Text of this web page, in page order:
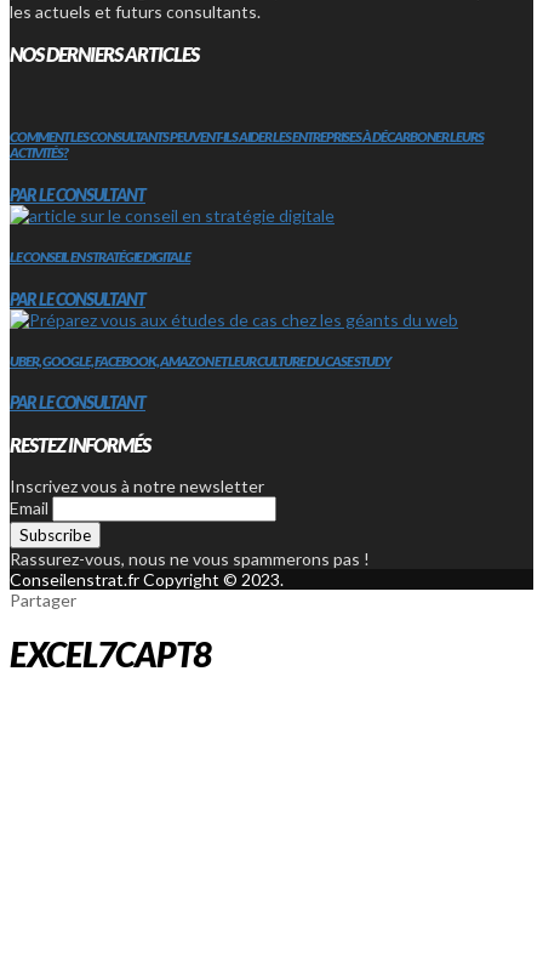
les actuels et futurs consultants.
NOS DERNIERS ARTICLES
COMMENT LES CONSULTANTS PEUVENT-ILS AIDER LES ENTREPRISES À DÉCARBONER LEURS
ACTIVITÉS?
PAR LE CONSULTANT
LE CONSEIL EN STRATÉGIE DIGITALE
PAR LE CONSULTANT
UBER, GOOGLE, FACEBOOK, AMAZON ET LEUR CULTURE DU CASE STUDY
PAR LE CONSULTANT
RESTEZ INFORMÉS
Inscrivez vous à notre newsletter
Email
Rassurez-vous, nous ne vous spammerons pas !
Conseilenstrat.fr Copyright © 2023.
Partager
EXCEL7CAPT8